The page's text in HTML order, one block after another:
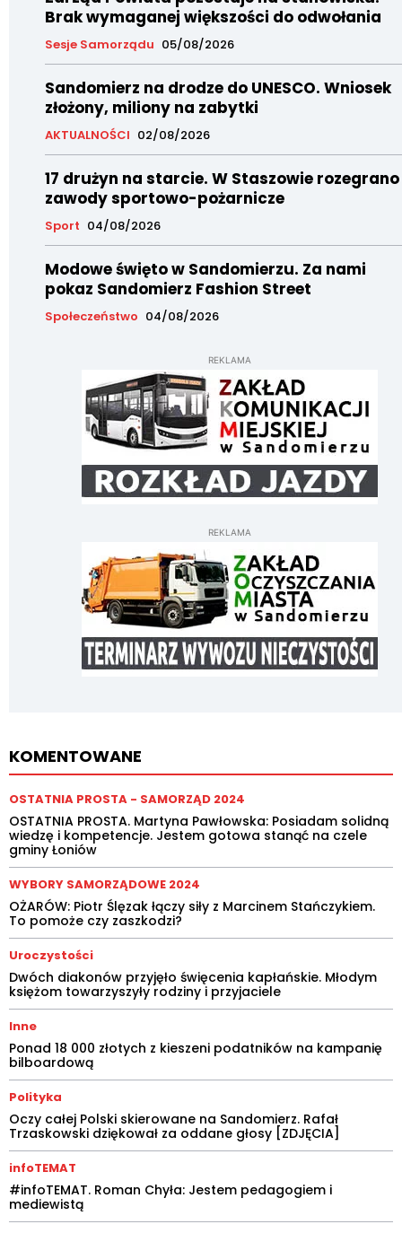
Brak wymaganej większości do odwołania
Sesje Samorządu 05/08/2026
Sandomierz na drodze do UNESCO. Wniosek
złożony, miliony na zabytki
AKTUALNOŚCI 02/08/2026
17 drużyn na starcie. W Staszowie rozegrano
zawody sportowo-pożarnicze
Sport 04/08/2026
Modowe święto w Sandomierzu. Za nami
pokaz Sandomierz Fashion Street
Społeczeństwo 04/08/2026
REKLAMA
REKLAMA
KOMENTOWANE
OSTATNIA PROSTA - SAMORZĄD 2024
OSTATNIA PROSTA. Martyna Pawłowska: Posiadam solidną
wiedzę i kompetencje. Jestem gotowa stanąć na czele
gminy Łoniów
WYBORY SAMORZĄDOWE 2024
OŻARÓW: Piotr Ślęzak łączy siły z Marcinem Stańczykiem.
To pomoże czy zaszkodzi?
Uroczystości
Dwóch diakonów przyjęło święcenia kapłańskie. Młodym
księżom towarzyszyły rodziny i przyjaciele
Inne
Ponad 18 000 złotych z kieszeni podatników na kampanię
bilboardową
Polityka
Oczy całej Polski skierowane na Sandomierz. Rafał
Trzaskowski dziękował za oddane głosy [ZDJĘCIA]
infoTEMAT
#infoTEMAT. Roman Chyła: Jestem pedagogiem i
mediewistą